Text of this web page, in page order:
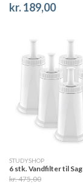
kr. 189,00
STUDYSHOP
kr. 475,00